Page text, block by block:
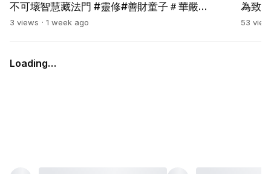
不可壞智慧藏法門 #靈修#善財童子＃華嚴經
#內在根基#善財童子＃華嚴經 #佛法 #修行
3 views 1 week ago
為致
｜一
53
Loading…